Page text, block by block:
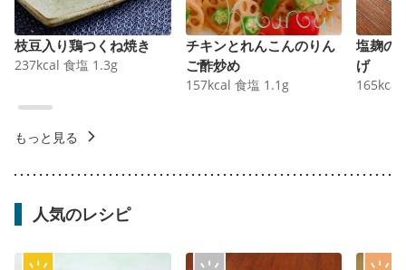
枝豆入り鶏つくね焼き
237kcal 食塩 1.3g
チキンとれんこんのりん
ご酢炒め
157kcal 食塩 1.1 g
塩麹の
げ
165kcal
もっと見る
人気のレシピ